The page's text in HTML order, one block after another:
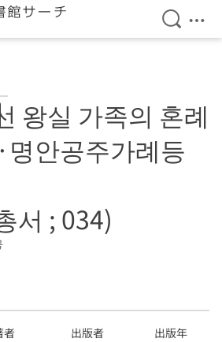
検索を
メ
왕실 가족의 혼례
명안공주가례등
서 ; 034)
者 出版者 出版年